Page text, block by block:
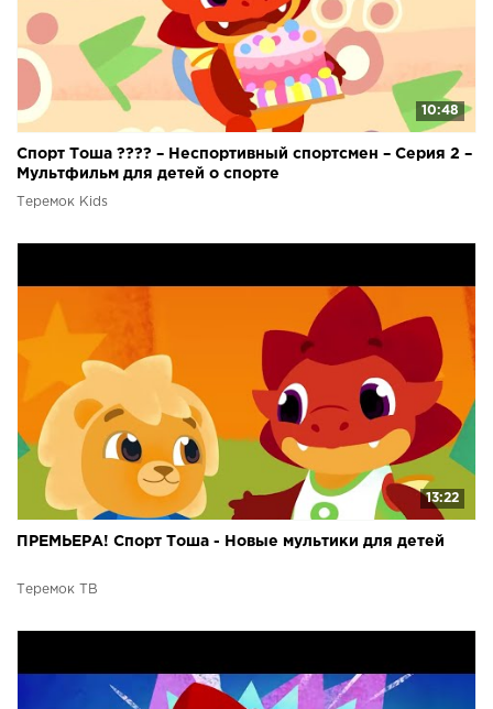
10:48
Спорт Тоша ???? – Неспортивный спортсмен – Серия 2 –
Мультфильм для детей о спорте
Теремок Kids
13:22
ПРЕМЬЕРА! Спорт Тоша - Новые мультики для детей
Теремок ТВ